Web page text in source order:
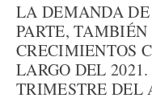
LA DEMANDA
PARTE,
CRECIMIENTOS
LARGO DEL
TRIMESTRE DEL